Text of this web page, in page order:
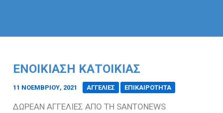
ΕΝΟΙΚΙΑΣΗ ΚΑΤΟΙΚΙΑΣ
11 ΝΟΕΜΒΡΊΟΥ, 2021 ΑΓΓΕΛΙΕΣ ΕΠΙΚΑΙΡΟΤΗΤΑ
ΔΩΡΕΑΝ ΑΓΓΕΛΙΕΣ ΑΠΟ ΤΗ SANTONEWS